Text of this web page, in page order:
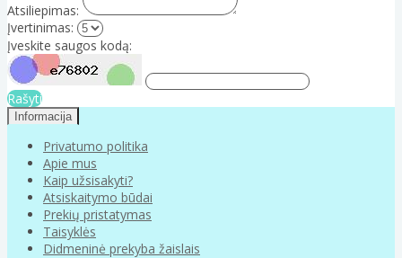
Atsiliepimas:
Įvertinimas:
Įveskite saugos kodą:
Rašyti
Informacija
Privatumo politika
Apie mus
Kaip užsisakyti?
Atsiskaitymo būdai
Prekių pristatymas
Taisyklės
Didmeninė prekyba žaislais